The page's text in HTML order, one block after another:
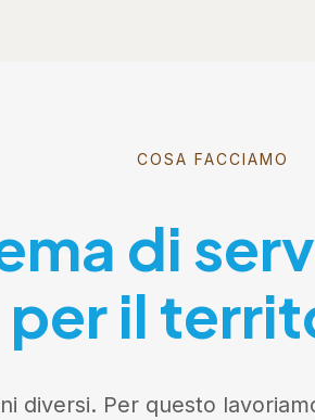
COSA FACCIAMO
di
per il
diversi. Per questo